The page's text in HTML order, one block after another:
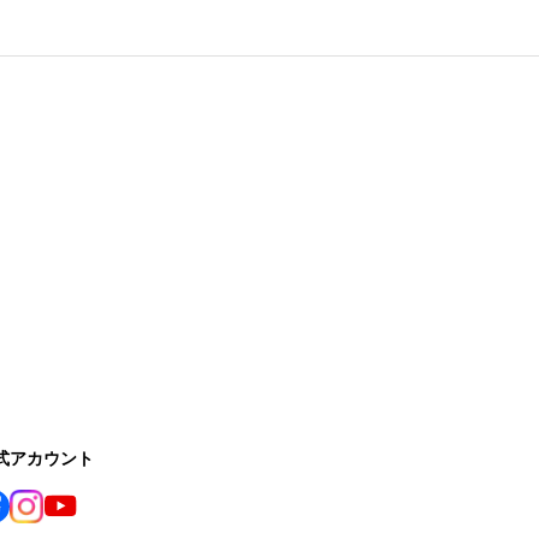
アカウント